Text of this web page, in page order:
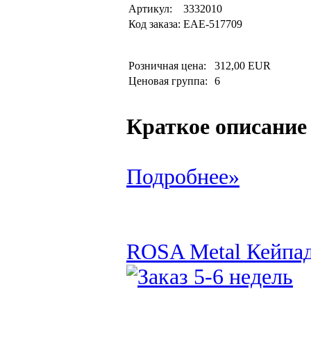
Артикул:
3332010
Код заказа: EAE-517709
Розничная цена:
312,00 EUR
Ценовая группа:
6
Краткое описание
Подробнее»
ROSA Metal